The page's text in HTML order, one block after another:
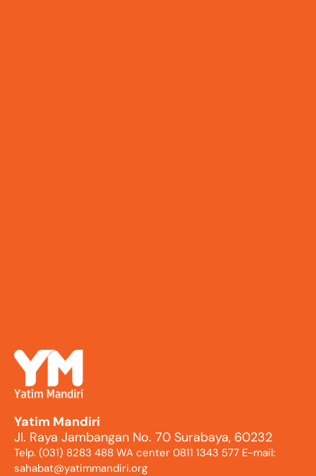
Yatim Mandiri
Jl. Raya Jambangan No. 70 Surabaya, 60232
Telp. (031) 8283 488 WA center 0811 1343 577 E-mail:
sahabat@yatimmandiri.org